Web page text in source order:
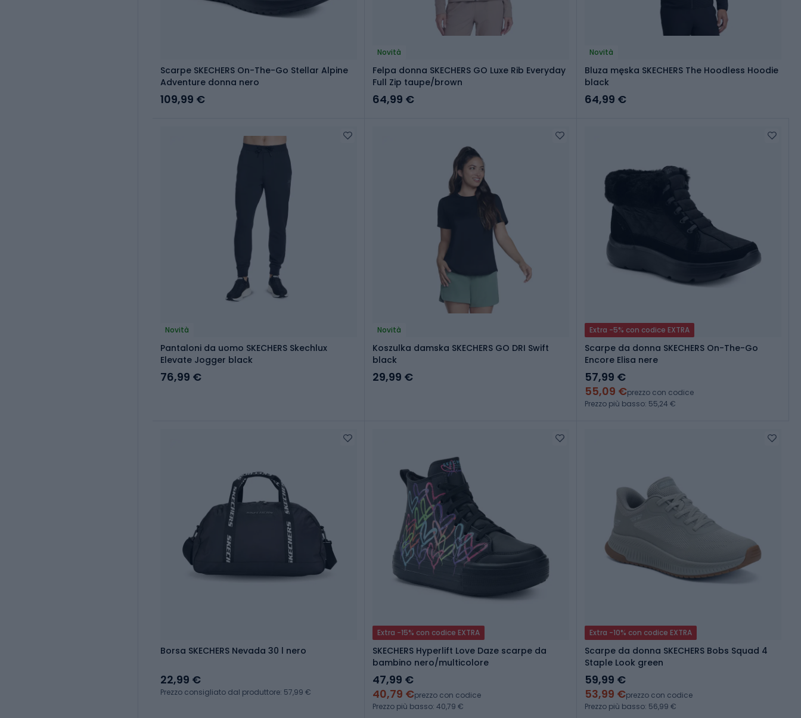
Scarpe SKECHERS On-The-Go Stellar Alpine
Adventure donna nero
109,99 €
Novità
Felpa donna SKECHERS GO Luxe Rib Everyday
Full Zip taupe/brown
64,99 €
Novità
Bluza męska SKECHERS The Hoodless Hoodie
black
64,99 €
Novità
Pantaloni da uomo SKECHERS Skechlux
Elevate Jogger black
76,99 €
Novità
Koszulka damska SKECHERS GO DRI Swift
black
29,99 €
Extra -5% con codice EXTRA
Scarpe da donna SKECHERS On-The-Go
Encore Elisa nere
57,99 €
55,09 €prezzo con codice
Prezzo più basso: 55,24 €
Borsa SKECHERS Nevada 30 l nero
22,99 €
Prezzo consigliato dal produttore: 57,99 €
Extra -15% con codice EXTRA
SKECHERS Hyperlift Love Daze scarpe da
bambino nero/multicolore
47,99 €
40,79 €prezzo con codice
Prezzo più basso: 40,79 €
Extra -10% con codice EXTRA
Scarpe da donna SKECHERS Bobs Squad 4
Staple Look green
59,99 €
53,99 €prezzo con codice
Prezzo più basso: 56,99 €